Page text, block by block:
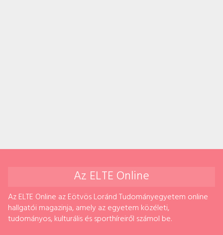
Az ELTE Online
Az ELTE Online az Eötvös Loránd Tudományegyetem online
hallgatói magazinja, amely az egyetem közéleti,
tudományos, kulturális és sporthíreiről számol be.